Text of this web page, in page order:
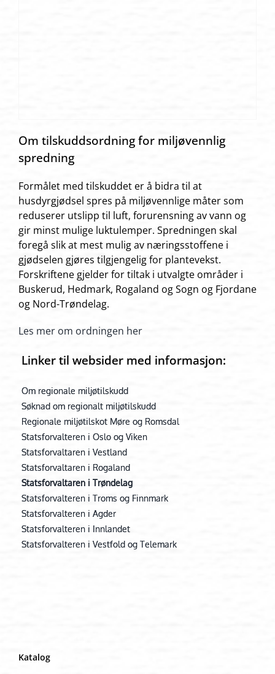
Om tilskuddsordning for miljøvennlig
spredning
Formålet med tilskuddet er å bidra til at
husdyrgjødsel spres på miljøvennlige måter som
reduserer utslipp til luft, forurensning av vann og
gir minst mulige luktulemper. Spredningen skal
foregå slik at mest mulig av næringsstoffene i
gjødselen gjøres tilgjengelig for plantevekst.
Forskriftene gjelder for tiltak i utvalgte områder i
Buskerud, Hedmark, Rogaland og Sogn og Fjordane
og Nord-Trøndelag.
Les mer om ordningen her
Linker til websider med informasjon:
Om regionale miljøtilskudd
Søknad om regionalt miljøtilskudd
Regionale miljøtilskot Møre og Romsdal
Statsforvalteren i Oslo og Viken
Statsforvaltaren i Vestland
Statsforvaltaren i Rogaland
Statsforvaltaren i Trøndelag
Statsforvalteren i Troms og Finnmark
Statsforvalteren i Agder
Statsforvalteren i Innlandet
Statsforvalteren i Vestfold og Telemark
Katalog